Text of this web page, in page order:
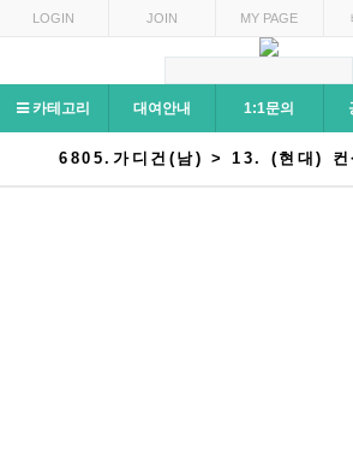
LOGIN JOIN MY PAGE
카테고리 대여안내 1:1문의
6805.가디건(남) > 13. (현대) 컨